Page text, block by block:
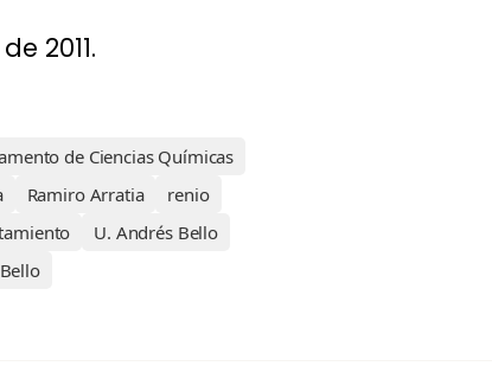
2011.
de Ciencias Químicas
Ramiro Arratia
renio
U. Andrés Bello